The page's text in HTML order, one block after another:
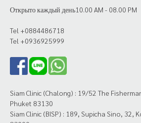
Открыто каждый день10.00 AM - 08.00 PM
Tel +0884486718
Tel +0936925999
Siam Clinic (Chalong) : 19/52 The
Phuket 83130
Siam Clinic (BISP) : 189, Supicha Sino, 32,